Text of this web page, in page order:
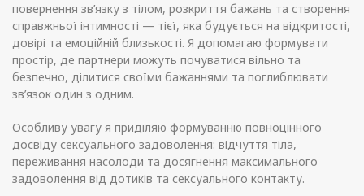
повернення зв’язку з тілом, розкриття бажань та створення
справжньої інтимності — тієї, яка будується на відкритості,
довірі та емоційній близькості. Я допомагаю формувати
простір, де партнери можуть почуватися вільно та
безпечно, ділитися своїми бажаннями та поглиблювати
зв’язок один з одним.
Особливу увагу я приділяю формуванню повноцінного
досвіду сексуального задоволення: відчуття тіла,
переживання насолоди та досягнення максимального
задоволення від дотиків та сексуального контакту.